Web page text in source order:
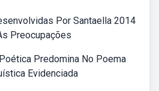
Por Santaella 2014
Preocupações
Predomina No Poema
Evidenciada